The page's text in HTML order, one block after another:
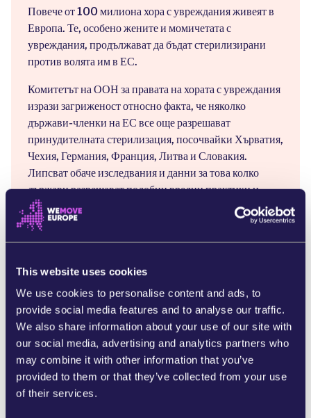
This website uses cookies
We use cookies to personalise content and ads, to
provide social media features and to analyse our traffic.
We also share information about your use of our site with
our social media, advertising and analytics partners who
may combine it with other information that you’ve
provided to them or that they’ve collected from your use
of their services.
Повече от 100 милиона хора с увреждания живеят в
Европа. Те, особено жените и момичетата с
увреждания, продължават да бъдат стерилизирани
против волята им в ЕС.
Комитетът на ООН за правата на хората с увреждания
изрази загриженост относно факта, че няколко
държави-членки на ЕС все още разрешават
принудителната стерилизация, посочвайки Хърватия,
Чехия, Германия, Франция, Литва и Словакия.
Липсват обаче изследвания и данни за това колко
държави разрешават подобни вредни практики и
колко жени и момичета са засегнати. Такива вредни и
ужасни практики все още могат да се извършват,
мълчаливо и безнаказано, във всички държави-
увреждания могат да се радват на здравословен,
достоен живот, свободен от насилие и малтретиране.
Моля, подпишете нашата петиция и разпространете
информацията във вашата мрежа.
#NothingAboutUsWithoutUs
#EndForcedSterilisation
За повече информация: